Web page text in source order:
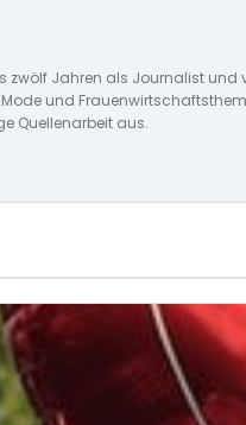
zwölf Jahren als Journalist
und
Quellenarbeit aus.